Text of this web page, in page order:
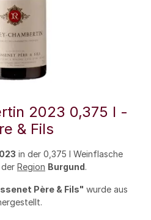
2023 0,375 l -
& Fils
in der 0,375 l Weinflasche
der Region Burgund.
Père & Fils" wurde aus